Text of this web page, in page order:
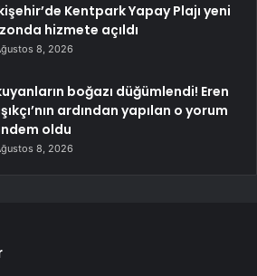
Kentpark Yapay Plajı yeni
hizmete açıldı
8, 2026
boğazı düğümlendi! Eren
ardından yapılan o yorum
oldu
8, 2026